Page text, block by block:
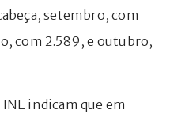
setembro, com
com 2.589, e outubro,
indicam que em